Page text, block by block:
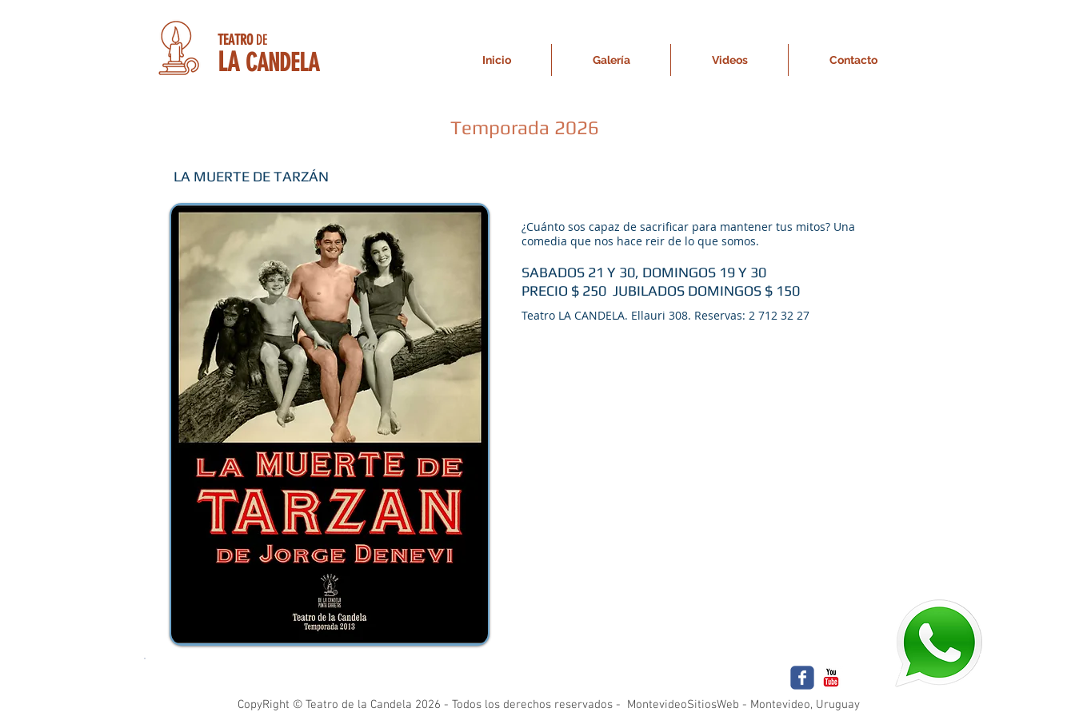
TEATRO DE
LA CANDELA Inicio Galería Videos Contacto
Temporada 2026
LA MUERTE DE TARZÁN
¿Cuánto sos capaz de sacrificar para mantener tus mitos? Una
comedia que nos hace reir de lo que somos.​
SABADOS 21 Y 30, DOMINGOS 19 Y 30
PRECIO $ 250 JUBILADOS DOMINGOS $ 150
Teatro LA CANDELA. Ellauri 308. Reservas: 2 712 32 27
​CopyRight © Teatro de la Candela 2026 - Todos los derechos reservados - MontevideoSitiosWeb - Montevideo, Uruguay